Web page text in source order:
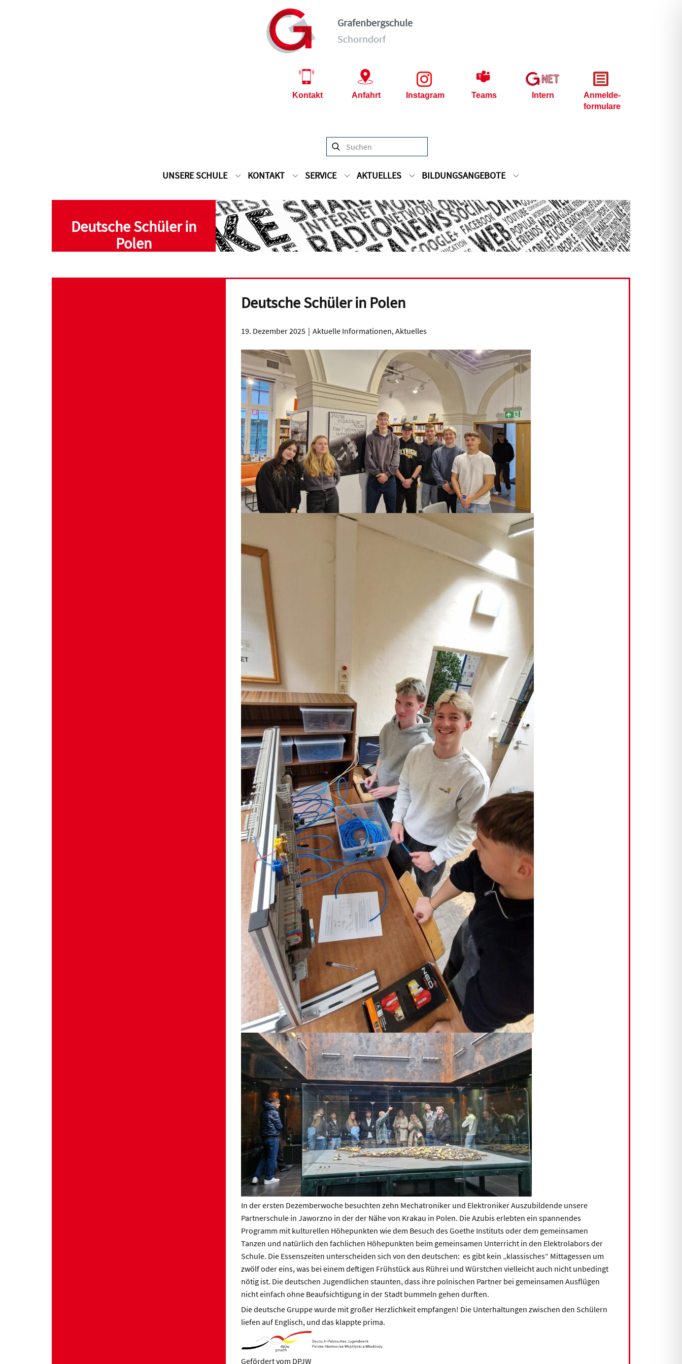
Grafenbergschule
Schorndorf
Kontakt Anfahrt Instagram Teams Intern
Anmelde-
formulare
UNSERE SCHULE KONTAKT SERVICE AKTUELLES BILDUNGSANGEBOTE
Deutsche Schüler in
Polen
Deutsche Schüler in Polen
19. Dezember 2025 Aktuelle Informationen,Aktuelles
In der ersten Dezemberwoche besuchten zehn Mechatroniker und Elektroniker Auszubildende unsere
Partnerschule in Jaworzno in der der Nähe von Krakau in Polen. Die Azubis erlebten ein spannendes
Programm mit kulturellen Höhepunkten wie dem Besuch des Goethe Instituts oder dem gemeinsamen
Tanzen und natürlich den fachlichen Höhepunkten beim gemeinsamen Unterricht in den Elektrolabors der
Schule. Die Essenszeiten unterscheiden sich von den deutschen: es gibt kein „klassisches“ Mittagessen um
zwölf oder eins, was bei einem deftigen Frühstück aus Rührei und Würstchen vielleicht auch nicht unbedingt
nötig ist. Die deutschen Jugendlichen staunten, dass ihre polnischen Partner bei gemeinsamen Ausflügen
nicht einfach ohne Beaufsichtigung in der Stadt bummeln gehen durften.
Die deutsche Gruppe wurde mit großer Herzlichkeit empfangen! Die Unterhaltungen zwischen den Schülern
liefen auf Englisch, und das klappte prima.
Gefördert vom DPJW